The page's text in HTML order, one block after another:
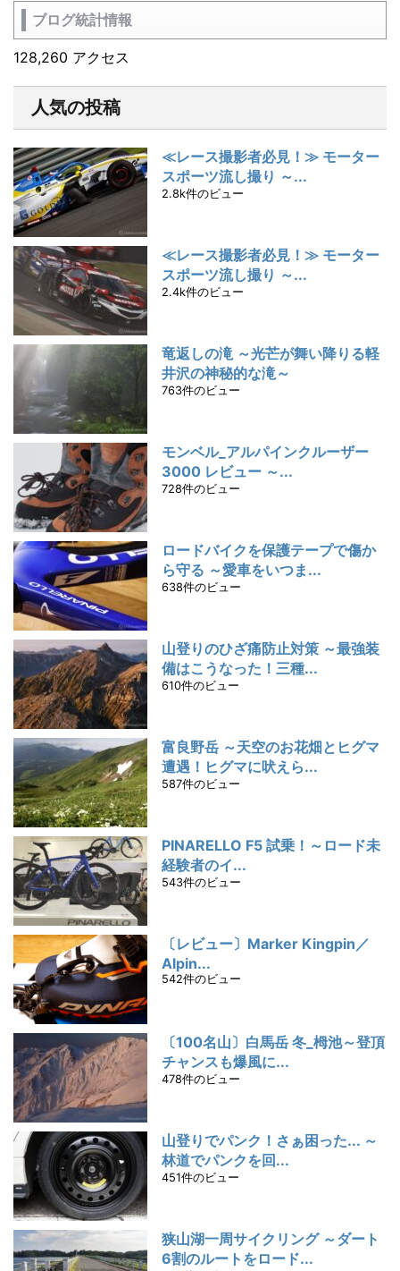
ブログ統計情報
128,260 アクセス
人気の投稿
≪レース撮影者必見！≫ モーター
スポーツ流し撮り ～...
2.8k件のビュー
≪レース撮影者必見！≫ モーター
スポーツ流し撮り ～...
2.4k件のビュー
竜返しの滝 ～光芒が舞い降りる軽
井沢の神秘的な滝～
763件のビュー
モンベル_アルパインクルーザー
3000 レビュー ～...
728件のビュー
ロードバイクを保護テープで傷か
ら守る ～愛車をいつま...
638件のビュー
山登りのひざ痛防止対策 ～最強装
備はこうなった！三種...
610件のビュー
富良野岳 ～天空のお花畑とヒグマ
遭遇！ヒグマに吠えら...
587件のビュー
PINARELLO F5 試乗！～ロード未
経験者のイ...
543件のビュー
〔レビュー〕Marker Kingpin／
Alpin...
542件のビュー
〔100名山〕白馬岳 冬_栂池～登頂
チャンスも爆風に...
478件のビュー
山登りでパンク！さぁ困った... ～
林道でパンクを回...
451件のビュー
狭山湖一周サイクリング ～ダート
6割のルートをロード...